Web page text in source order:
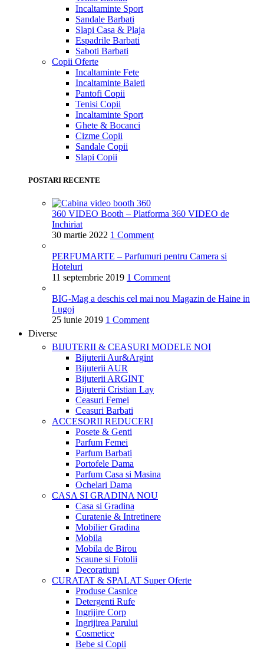
Incaltaminte Sport
Sandale Barbati
Slapi Casa & Plaja
Espadrile Barbati
Saboti Barbati
Copii Oferte
Incaltaminte Fete
Incaltaminte Baieti
Pantofi Copii
Tenisi Copii
Incaltaminte Sport
Ghete & Bocanci
Cizme Copii
Sandale Copii
Slapi Copii
POSTARI RECENTE
360 VIDEO Booth – Platforma 360 VIDEO de
Inchiriat
30 martie 2022 1 Comment
PERFUMARTE – Parfumuri pentru Camera si
Hoteluri
11 septembrie 2019 1 Comment
BIG-Mag a deschis cel mai nou Magazin de Haine in
Lugoj
25 iunie 2019 1 Comment
Diverse
BIJUTERII & CEASURI MODELE NOI
Bijuterii Aur&Argint
Bijuterii AUR
Bijuterii ARGINT
Bijuterii Cristian Lay
Ceasuri Femei
Ceasuri Barbati
ACCESORII REDUCERI
Posete & Genti
Parfum Femei
Parfum Barbati
Portofele Dama
Parfum Casa si Masina
Ochelari Dama
CASA SI GRADINANOU
Casa si Gradina
Curatenie & Intretinere
Mobilier Gradina
Mobila
Mobila de Birou
Scaune si Fotolii
Decoratiuni
CURATAT & SPALAT Super Oferte
Produse Casnice
Detergenti Rufe
Ingrijire Corp
Ingrijirea Parului
Cosmetice
Bebe si Copii